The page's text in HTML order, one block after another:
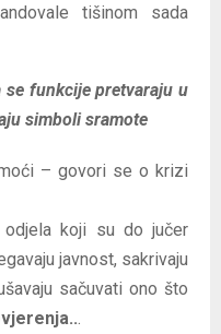
tišinom sada
se funkcije pretvaraju u
simboli sramote
– govori se o krizi
koji su do jučer
javnost, sakrivaju
sačuvati ono što